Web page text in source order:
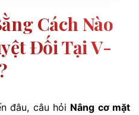
Cách Nào
Đối Tại V-
đâu, câu hỏi Nâng cơ mặt